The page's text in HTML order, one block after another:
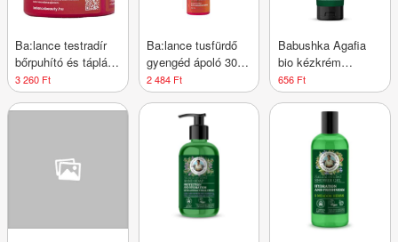
Ba:lance testradír
bőrpuhító és tápláló
200 ml
3 260 Ft
Ba:lance tusfürdő
gyengéd ápoló 300
ml
2 484 Ft
Babushka Agafia
bio kézkrém
megújító
fehérsomkóró
kivonattal és bur
marigold virágvízzel
656 Ft